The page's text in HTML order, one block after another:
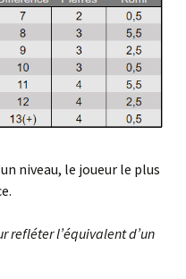
niveau, le joueur le plus
refléter l’équivalent d’un